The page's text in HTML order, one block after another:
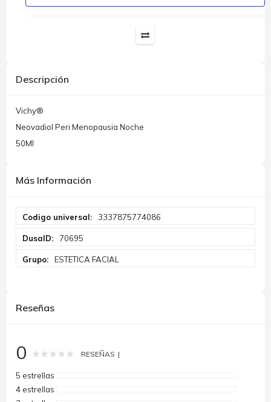
Descripción
Vichy®
Neovadiol Peri Menopausia Noche
50Ml
Más Información
Información
3337875774086
70695
ESTETICA FACIAL
Reseñas
0 Rating: % of100
RESEÑAS
5 estrellas
4 estrellas